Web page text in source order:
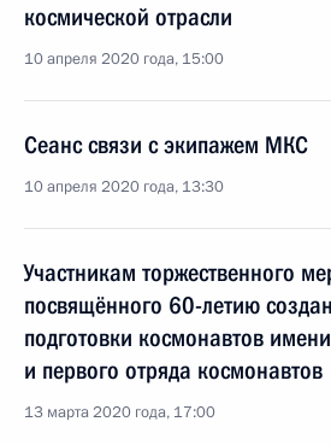
космической отрасли
10 апреля 2020 года, 15:00
Сеанс связи с экипажем МКС
10 апреля 2020 года, 13:30
Участникам торжественного
посвящённого 60-летию
подготовки космонавтов
и первого отряда космонавтов
13 марта 2020 года, 17:00